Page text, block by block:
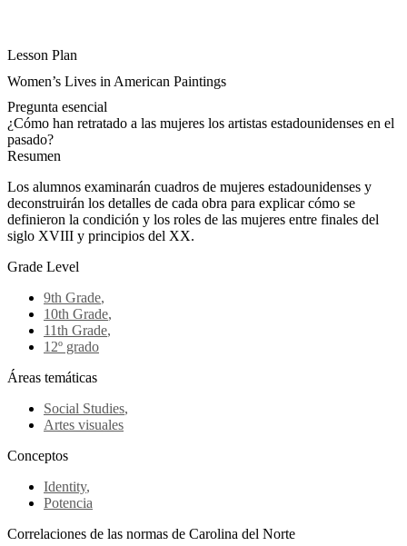
Lesson Plan
Women’s Lives in American Paintings
Pregunta esencial
¿Cómo han retratado a las mujeres los artistas estadounidenses en el
pasado?
Resumen
Los alumnos examinarán cuadros de mujeres estadounidenses y
deconstruirán los detalles de cada obra para explicar cómo se
definieron la condición y los roles de las mujeres entre finales del
siglo XVIII y principios del XX.
Grade Level
9th Grade,
10th Grade,
11th Grade,
12º grado
Áreas temáticas
Social Studies,
Artes visuales
Conceptos
Identity,
Potencia
Correlaciones de las normas de Carolina del Norte